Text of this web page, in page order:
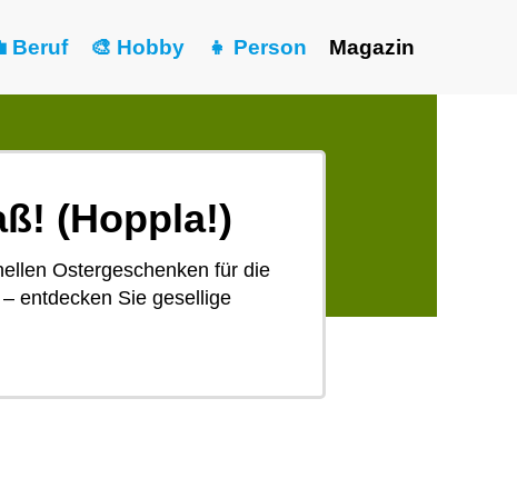
Beruf 🎨 Hobby 👧 Person Magazin
(Hoppla!)
Ostergeschenken für die
entdecken Sie gesellige